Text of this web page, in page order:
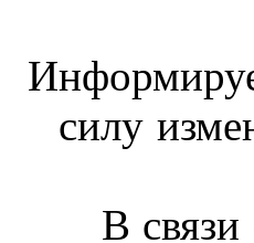
силу
В связи